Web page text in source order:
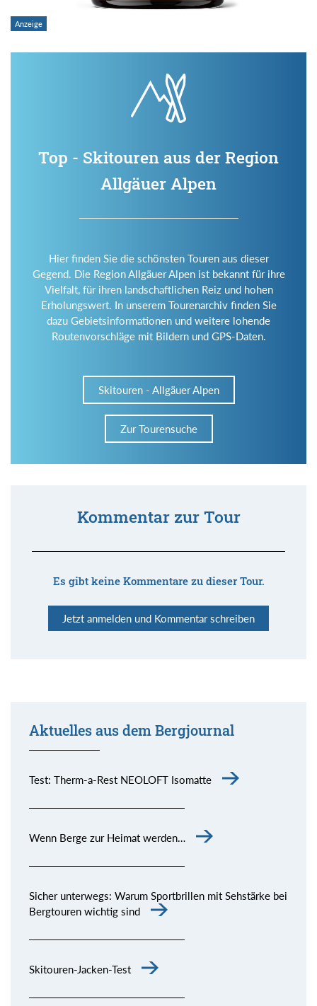
Top - Skitouren aus der Region
Allgäuer Alpen
Hier finden Sie die schönsten Touren aus dieser
Gegend. Die Region Allgäuer Alpen ist bekannt für ihre
Vielfalt, für ihren landschaftlichen Reiz und hohen
Erholungswert. In unserem Tourenarchiv finden Sie
dazu Gebietsinformationen und weitere lohende
Routenvorschläge mit Bildern und GPS-Daten.
Skitouren - Allgäuer Alpen
Zur Tourensuche
Kommentar zur Tour
Es gibt keine Kommentare zu dieser Tour.
Jetzt anmelden und Kommentar schreiben
Aktuelles aus dem Bergjournal
Test: Therm-a-Rest NEOLOFT Isomatte
Wenn Berge zur Heimat werden…
Sicher unterwegs: Warum Sportbrillen mit Sehstärke bei
Bergtouren wichtig sind
Skitouren-Jacken-Test